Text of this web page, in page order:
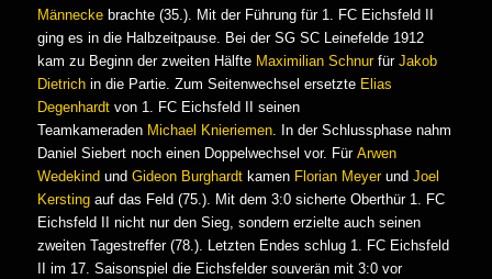
Männeckebrachte (35.). Mit der Führung für 1. FC Eichsfeld II
ging es in die Halbzeitpause. Bei der SG SC Leinefelde 1912
kam zu Beginn der zweiten Hälfte Maximilian Schnurfür Jakob
Dietrichin die Partie. Zum Seitenwechsel ersetzte Elias
Degenhardtvon 1. FC Eichsfeld II seinen
Teamkameraden Michael Knieriemen. In der Schlussphase nahm
Daniel Siebert noch einen Doppelwechsel vor. Für Arwen
Wedekind und Gideon Burghardtkamen Florian Meyerund Joel
Kerstingauf das Feld (75.). Mit dem 3:0 sicherte Oberthür 1. FC
Eichsfeld II nicht nur den Sieg, sondern erzielte auch seinen
zweiten Tagestreffer (78.). Letzten Endes schlug 1. FC Eichsfeld
II im 17. Saisonspiel die Eichsfelder souverän mit 3:0 vor